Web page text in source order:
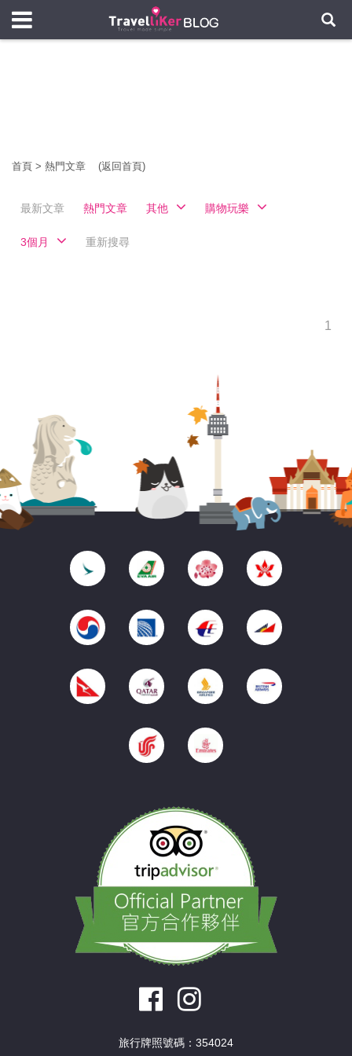
首頁 > 熱門文章 (返回首頁)
最新文章 熱門文章 其他 購物玩樂
3個月 重新搜尋
1
旅行牌照號碼：354024